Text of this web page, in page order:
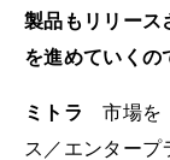
製品もリリース
を進めていくの
ミトラ
市場を
ス／エンタープ